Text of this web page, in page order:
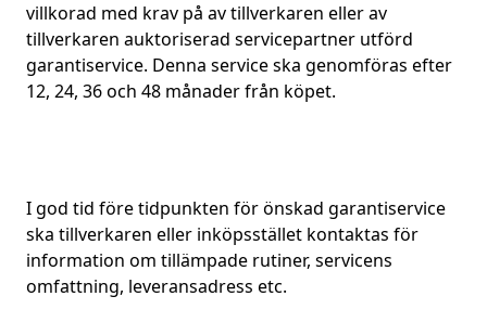
villkorad med krav på av tillverkaren eller av
tillverkaren auktoriserad servicepartner utförd
garantiservice. Denna service ska genomföras efter
12, 24, 36 och 48 månader från köpet.
I god tid före tidpunkten för önskad garantiservice
ska tillverkaren eller inköpsstället kontaktas för
information om tillämpade rutiner, servicens
omfattning, leveransadress etc.